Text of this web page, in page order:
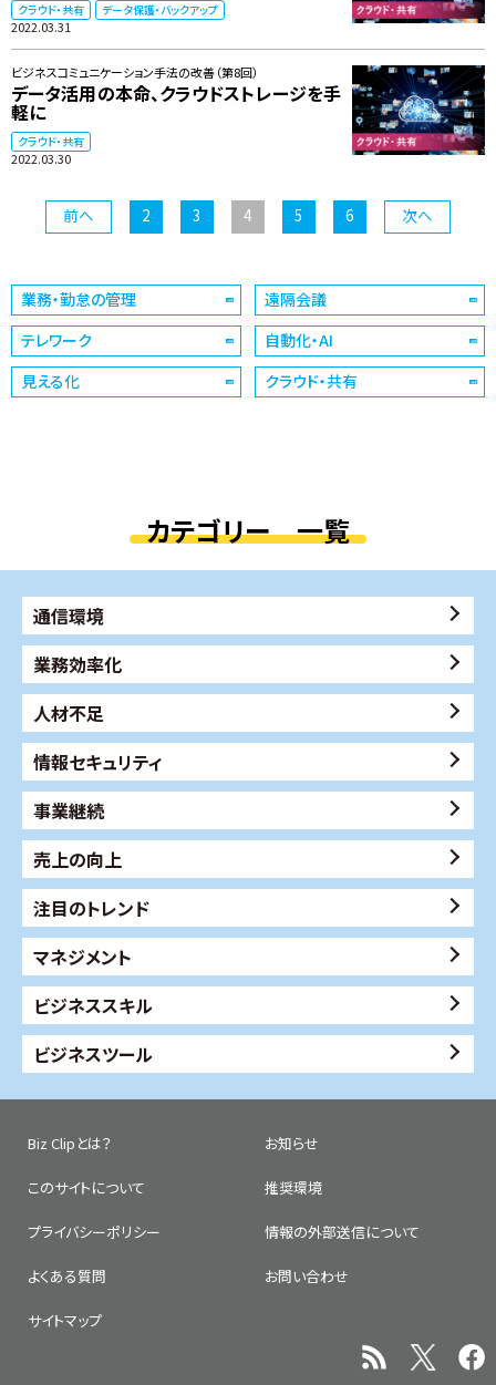
クラウド・共有 データ保護・バックアップ
2022.03.31
ビジネスコミュニケーション手法の改善（第8回）
データ活用の本命、クラウドストレージを手
軽に
クラウド・共有
2022.03.30
前へ 2 3 4 5 6 次へ
業務・勤怠の管理
遠隔会議
テレワーク
自動化・AI
見える化
クラウド・共有
カテゴリー 一覧
通信環境
業務効率化
人材不足
情報セキュリティ
事業継続
売上の向上
注目のトレンド
マネジメント
ビジネススキル
ビジネスツール
Biz Clipとは？ お知らせ
このサイトについて 推奨環境
プライバシーポリシー 情報の外部送信について
よくある質問 お問い合わせ
サイトマップ